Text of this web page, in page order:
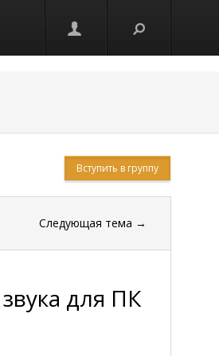
Вступить в группу
Следующая тема →
для ПК